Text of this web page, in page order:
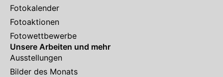
Fotokalender
Fotoaktionen
Fotowettbewerbe
Unsere Arbeiten und mehr
Ausstellungen
Bilder des Monats